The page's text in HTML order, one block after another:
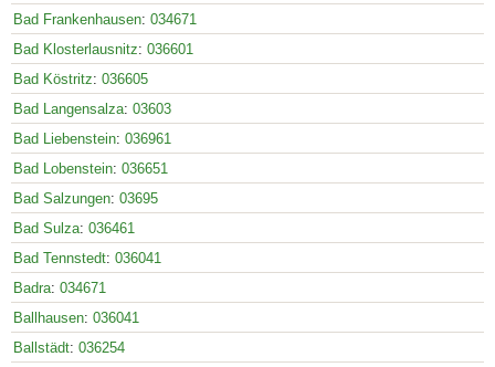
Bad Frankenhausen: 034671
Bad Klosterlausnitz: 036601
Bad Köstritz: 036605
Bad Langensalza: 03603
Bad Liebenstein: 036961
Bad Lobenstein: 036651
Bad Salzungen: 03695
Bad Sulza: 036461
Bad Tennstedt: 036041
Badra: 034671
Ballhausen: 036041
Ballstädt: 036254